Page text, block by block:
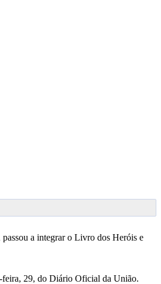
a integrar o Livro dos Heróis e
feira, 29, do Diário Oficial da União.